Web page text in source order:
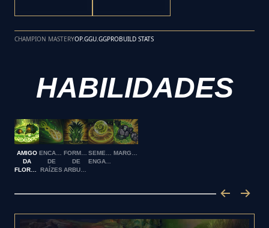
CHAMPION MASTERYOP.GGU.GGPROBUILD STATS
HABILIDADES
AMIGO
DA
ENCANTADOR
DE
RAÍZES
FORMAÇÃO
DE
SEMENTE
ENGATILHADA